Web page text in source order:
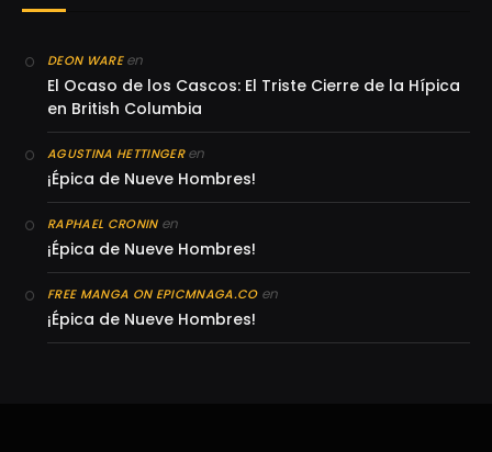
DEON WAREen
El Ocaso de los Cascos: El Triste Cierre de la Hípica
en British Columbia
AGUSTINA HETTINGERen
¡Épica de Nueve Hombres!
RAPHAEL CRONINen
¡Épica de Nueve Hombres!
FREE MANGA ON EPICMNAGA.COen
¡Épica de Nueve Hombres!